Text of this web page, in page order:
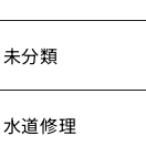
未分類
水道修理